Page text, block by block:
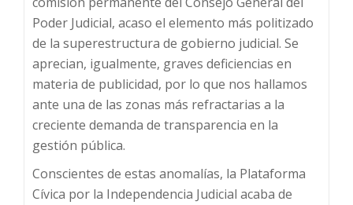
Poder Judicial, acaso el elemento más politizado
de la superestructura de gobierno judicial. Se
aprecian, igualmente, graves deficiencias en
materia de publicidad, por lo que nos hallamos
ante una de las zonas más refractarias a la
creciente demanda de transparencia en la
gestión pública.
Conscientes de estas anomalías, la Plataforma
Cívica por la Independencia Judicial acaba de